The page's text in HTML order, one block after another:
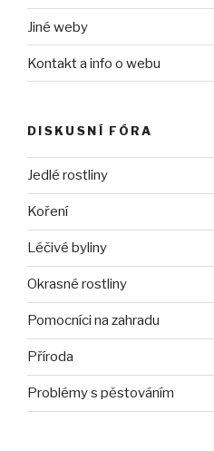
Jiné weby
Kontakt a info o webu
DISKUSNÍ FÓRA
Jedlé rostliny
Koření
Léčivé byliny
Okrasné rostliny
Pomocníci na zahradu
Příroda
Problémy s pěstováním